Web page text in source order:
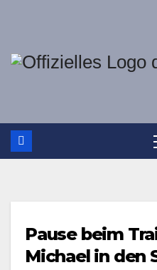
springen
Pause beim
Michael in den